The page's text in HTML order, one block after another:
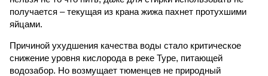
получается – текущая из крана жижа пахнет протухшими
яйцами.
Причиной ухудшения качества воды стало критическое
снижение уровня кислорода в реке Туре, питающей
водозабор. Но возмущает тюменцев не природный